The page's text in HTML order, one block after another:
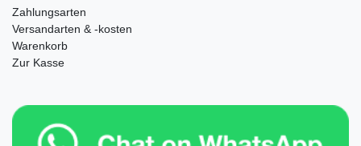
Zahlungsarten
Versandarten & -kosten
Warenkorb
Zur Kasse